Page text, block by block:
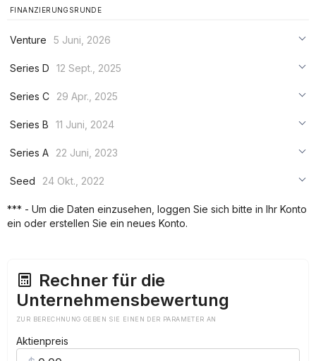
FINANZIERUNGSRUNDE
Venture
5 Juni, 2026
***
Series D
12 Sept., 2025
***
Series C
29 Apr., 2025
***
Series B
11 Juni, 2024
***
Series A
22 Juni, 2023
***
Seed
24 Okt., 2022
***
*** - Um die Daten einzusehen, loggen Sie sich bitte in Ihr Konto
ein oder erstellen Sie ein neues Konto.
Rechner für die
Unternehmensbewertung
ZUR BERECHNUNG GEBEN SIE EINEN DER PARAMETER AN
Aktienpreis